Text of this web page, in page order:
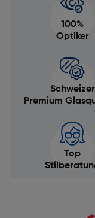
100%
Optiker
Schweizer
Premium
Top